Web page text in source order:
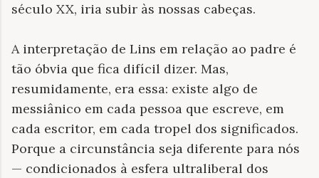
século XX, iria subir às nossas cabeças.
A interpretação de Lins em relação ao padre é
tão óbvia que fica difícil dizer. Mas,
resumidamente, era essa: existe algo de
messiânico em cada pessoa que escreve, em
cada escritor, em cada tropel dos significados.
Porque a circunstância seja diferente para nós
— condicionados à esfera ultraliberal dos